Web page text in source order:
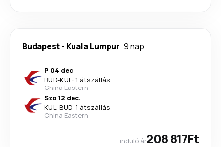
Budapest- Kuala Lumpur 9 nap
P 04 dec.
BUD-KUL· 1 átszállás
China Eastern
Szo 12 dec.
KUL-BUD· 1 átszállás
China Eastern
induló ár208 817Ft